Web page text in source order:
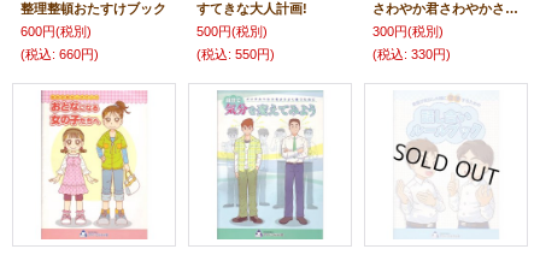
整理整頓おたすけブック
600円(税別)
(税込: 660円)
すてきな大人計画!
500円(税別)
(税込: 550円)
さわやか君さわやかさんになるために
300円(税別)
(税込: 330円)